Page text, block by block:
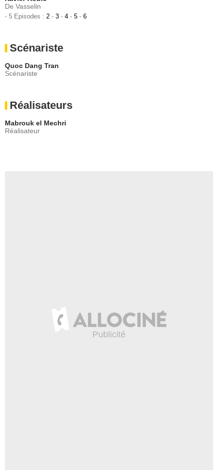
De Vasselin
- 5 Episodes : 2 - 3 - 4 - 5 - 6
Scénariste
Quoc Dang Tran
Scénariste
Réalisateurs
Mabrouk el Mechri
Réalisateur